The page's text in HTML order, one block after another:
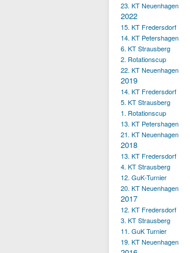
23. KT Neuenhagen
2022
15. KT Fredersdorf
14. KT Petershagen
6. KT Strausberg
2. Rotationscup
22. KT Neuenhagen
2019
14. KT Fredersdorf
5. KT Strausberg
1. Rotationscup
13. KT Petershagen
21. KT Neuenhagen
2018
13. KT Fredersdorf
4. KT Strausberg
12. GuK-Turnier
20. KT Neuenhagen
2017
12. KT Fredersdorf
3. KT Strausberg
11. GuK Turnier
19. KT Neuenhagen